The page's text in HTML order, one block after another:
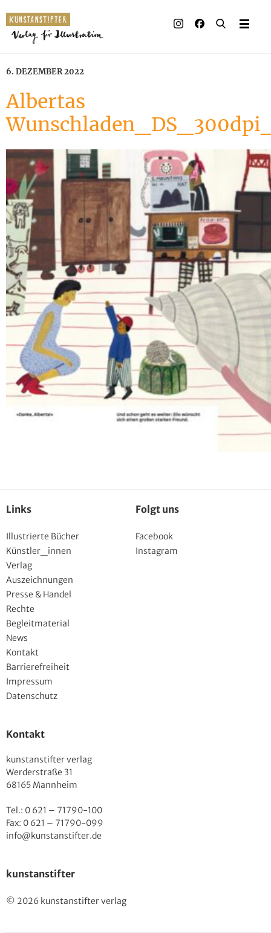
6. DEZEMBER 2022
Albertas
Links
Illustrierte Bücher
Künstler_innen
Verlag
Auszeichnungen
Presse & Handel
Rechte
Begleitmaterial
News
Kontakt
Barrierefreiheit
Impressum
Datenschutz
Folgt uns
Facebook
Instagram
Kontakt
kunstanstifter verlag
Werderstraße 31
68165 Mannheim
Tel.: 0 621 – 71790-100
Fax: 0 621 – 71790-099
info@kunstanstifter.de
kunstanstifter
© 2026 kunstanstifter verlag